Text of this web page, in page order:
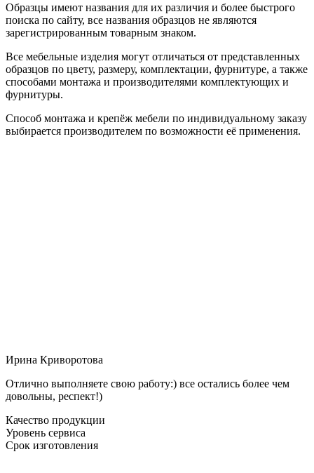
Образцы имеют названия для их различия и более быстрого
поиска по сайту, все названия образцов не являются
зарегистрированным товарным знаком.
Все мебельные изделия могут отличаться от представленных
образцов по цвету, размеру, комплектации, фурнитуре, а также
способами монтажа и производителями комплектующих и
фурнитуры.
Способ монтажа и крепёж мебели по индивидуальному заказу
выбирается производителем по возможности её применения.
Ирина Криворотова
Отлично выполняете свою работу:) все остались более чем
довольны, респект!)
Качество продукции
Уровень сервиса
Срок изготовления